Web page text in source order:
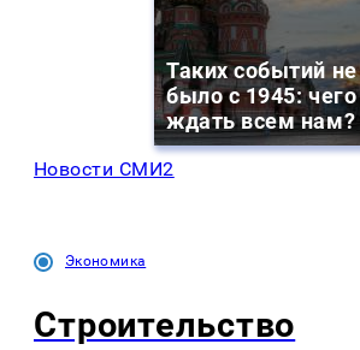
Таких событий не
было с 1945: чего
ждать всем нам?
Новости СМИ2
Экономика
Строительство